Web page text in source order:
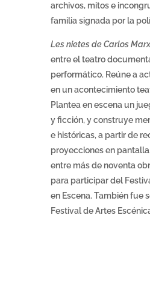
archivos, mitos e
familia signada por la
Les nietes de Carlos Marx
entre el teatro
performático. Reúne a
en un acontecimiento
Plantea en escena un
y ficción, y construye
e históricas, a partir de
proyecciones en
entre más de noventa
para participar del
en Escena. También fue
Festival de Artes